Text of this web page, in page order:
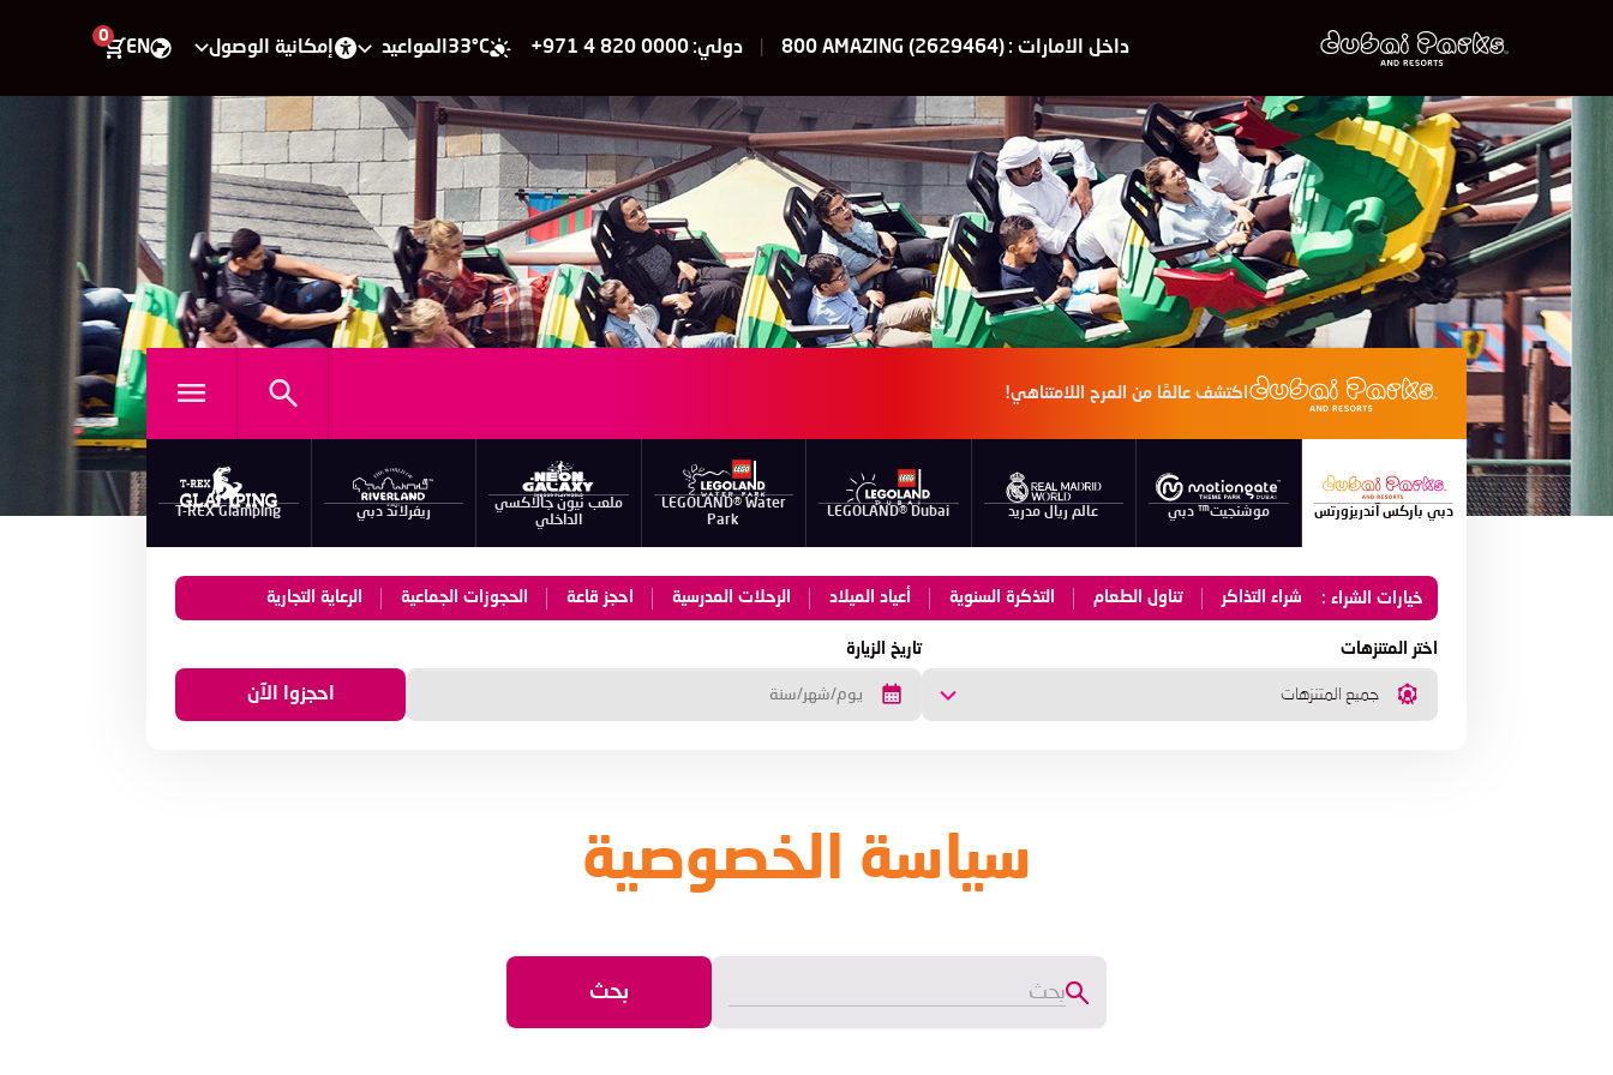
داخل الامارات : 800 AMAZING (2629464) دولي: +971 4 820 0000
33°C المواعيد إمكانية الوصول EN
0
اكتشف عالمًا من المرح اللامتناهي!
دبي باركس آندريزورتس موشنجيت™ دبي عالم ريال مدريد LEGOLAND® Dubai
LEGOLAND® Water
Park
ملعب نيون جالاكسي
الداخلي
ريفرلاند دبي T-REX Glamping
خيارات الشراء : شراء التذاكر تناول الطعام التذكرة السنوية أعياد الميلاد الرحلات المدرسية احجز قاعة الحجوزات الجماعية الرعاية التجارية
اختر المتنزهات
جميع المتنزهات
تاريخ الزيارة
سياسة الخصوصية
بحث